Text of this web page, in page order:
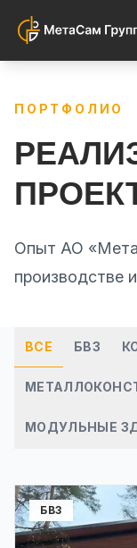
ПОРТФОЛИО
Опыт АО
производстве
ВСЕ БВЗ
МОДУЛЬНЫЕ
БВЗ